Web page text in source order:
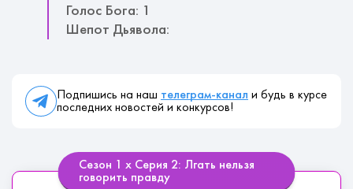
Голос Бога: 1
Шепот Дьявола:
Подпишись на наш телеграм-канал и будь в курсе
последних новостей и конкурсов!
Сезон 1 х Серия 2: Лгать нельзя
говорить правду